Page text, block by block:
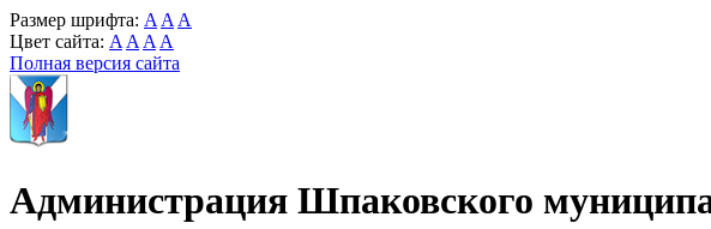
Размер шрифта: A A A
Цвет сайта: A A A A
Полная версия сайта
Администрация Шпаковского